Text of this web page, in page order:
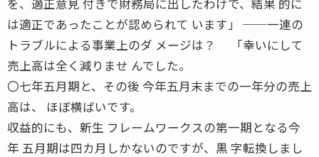
は適正であったことが認められて います」 ──一連の
トラブルによる事業上のダ メージは？ 「幸いにして
売上高は全く減りませ んでした。
〇七年五月期と、その後 今年五月末までの一年分の売上
高は、 ほぼ横ばいです。
収益的にも、新生 フレームワークスの第一期となる今
年 五月期は四カ月しかないのですが、黒 字転換しまし